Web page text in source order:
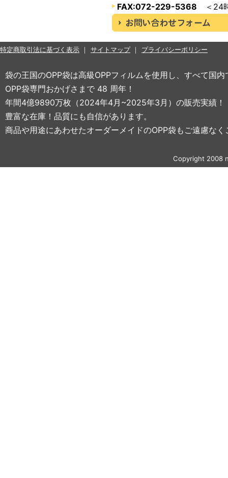
FAX:072-229-5368 ＜24
特定商取引法に基づく表示 サイトマップ プライバシーポリシー
袋の王国のOPP袋は高級OPPフィルムを使用し、すべて国
OPP袋専門おかげさまで 48 周年！
年間4億9890万枚（2024年4月~2025年3月）の販売実績！
豊富な在庫！品質にも自信があります。
商品や用途にあわせたオーダーメイドのOPP袋もご遠慮な
Copyright 2008